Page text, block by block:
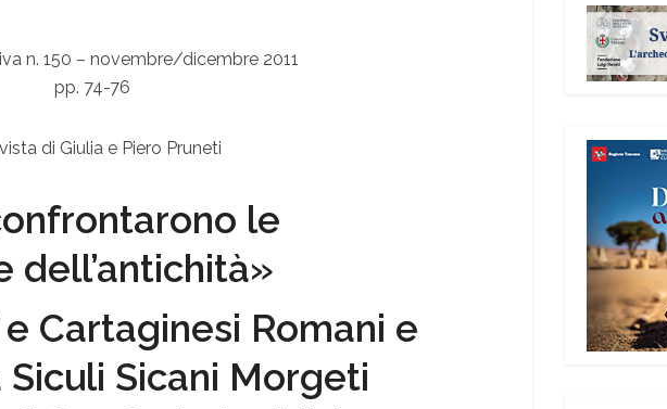
n. 150 – novembre/dicembre 2011
pp. 74-76
di Giulia e Piero Pruneti
le
dell’antichità»
Cartaginesi Romani e
Sicani Morgeti